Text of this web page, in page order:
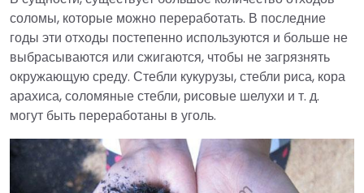
соломы, которые можно переработать. В последние
годы эти отходы постепенно используются и больше не
выбрасываются или сжигаются, чтобы не загрязнять
окружающую среду. Стебли кукурузы, стебли риса, кора
арахиса, соломяные стебли, рисовые шелухи и т. д.
могут быть переработаны в уголь.